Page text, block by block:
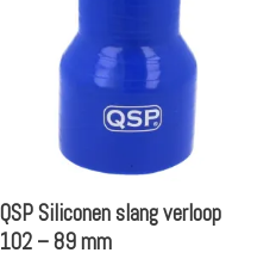
QSP Siliconen slang verloop
102 – 89 mm